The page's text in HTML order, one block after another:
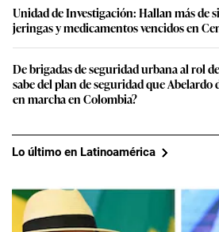
Unidad de Investigación: Hallan más de
jeringas y medicamentos vencidos en
De brigadas de seguridad urbana al rol
sabe del plan de seguridad que Abelardo
en marcha en Colombia?
Lo último en Latinoamérica